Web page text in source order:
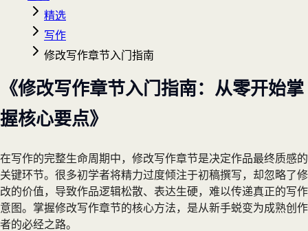
精选
写作
修改写作章节入门指南
《修改写作章节入门指南：从零开始掌
握核心要点》
在写作的完整生命周期中，修改写作章节是决定作品最终质感的
关键环节。很多初学者将精力过度倾注于初稿撰写，却忽略了修
改的价值，导致作品逻辑松散、表达生硬，难以传递真正的写作
意图。掌握修改写作章节的核心方法，是从新手蜕变为成熟创作
者的必经之路。